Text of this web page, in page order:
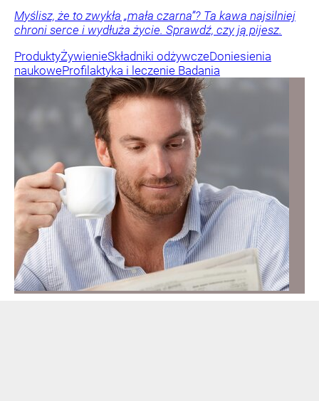
Myślisz, że to zwykła „mała czarna”? Ta kawa najsilniej
chroni serce i wydłuża życie. Sprawdź, czy ją pijesz.
ProduktyŻywienieSkładniki odżywczeDoniesienia
naukoweProfilaktyka i leczenie Badania